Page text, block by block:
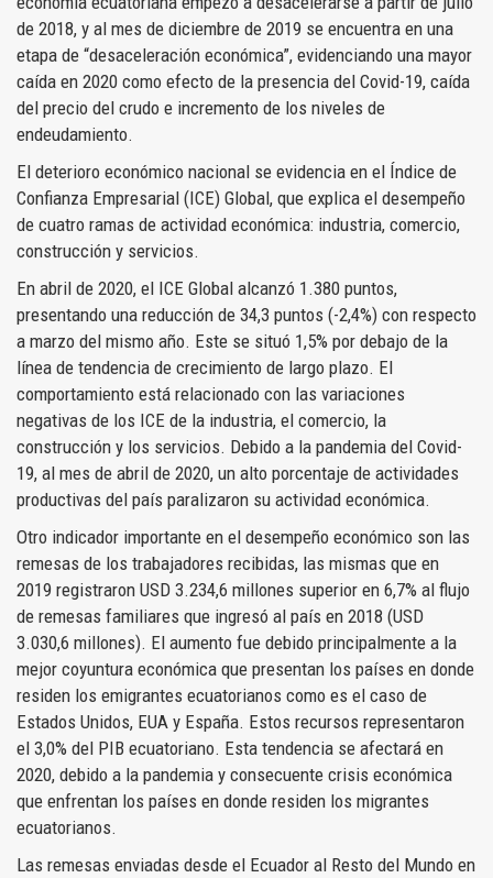
de 2018, y al mes de diciembre de 2019 se encuentra en una
etapa de “desaceleración económica”, evidenciando una mayor
caída en 2020 como efecto de la presencia del Covid-19, caída
del precio del crudo e incremento de los niveles de
endeudamiento.
El deterioro económico nacional se evidencia en el Índice de
Confianza Empresarial (ICE) Global, que explica el desempeño
de cuatro ramas de actividad económica: industria, comercio,
construcción y servicios.
En abril de 2020, el ICE Global alcanzó 1.380 puntos,
presentando una reducción de 34,3 puntos (-2,4%) con respecto
a marzo del mismo año. Este se situó 1,5% por debajo de la
línea de tendencia de crecimiento de largo plazo. El
comportamiento está relacionado con las variaciones
negativas de los ICE de la industria, el comercio, la
construcción y los servicios. Debido a la pandemia del Covid-
19, al mes de abril de 2020, un alto porcentaje de actividades
productivas del país paralizaron su actividad económica.
Otro indicador importante en el desempeño económico son las
remesas de los trabajadores recibidas, las mismas que en
2019 registraron USD 3.234,6 millones superior en 6,7% al flujo
de remesas familiares que ingresó al país en 2018 (USD
3.030,6 millones). El aumento fue debido principalmente a la
mejor coyuntura económica que presentan los países en donde
residen los emigrantes ecuatorianos como es el caso de
Estados Unidos, EUA y España. Estos recursos representaron
el 3,0% del PIB ecuatoriano. Esta tendencia se afectará en
2020, debido a la pandemia y consecuente crisis económica
que enfrentan los países en donde residen los migrantes
ecuatorianos.
Las remesas enviadas desde el Ecuador al Resto del Mundo en